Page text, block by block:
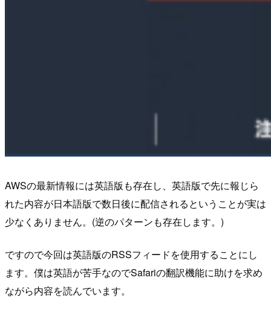
AWSの最新情報には英語版も存在し、英語版で先に報じら
れた内容が日本語版で数日後に配信されるということが実は
少なくありません。(逆のパターンも存在します。)
ですので今回は英語版のRSSフィードを使用することにし
ます。僕は英語が苦手なのでSafariの翻訳機能に助けを求め
ながら内容を読んでいます。